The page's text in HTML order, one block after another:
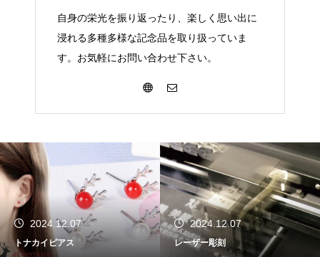
自身の栄光を振り返ったり、楽しく思い出に
浸れる多種多様な記念品を取り扱っていま
す。お気軽にお問い合わせ下さい。
2024.12.07
レーザー彫刻
2024.11.30
光学ガラス